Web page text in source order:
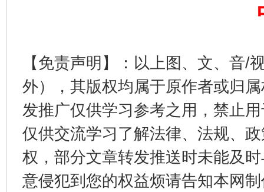
【免责声明】：以上图、文、音/
外），其版权均属于原作者或归
发推广仅供学习参考之用，禁止
仅供交流学习了解法律、法规、
权，部分文章转发推送时未能及
意侵犯到您的权益烦请告知本网
东山县通报“牛蛙产品抗生素超标问题” 法